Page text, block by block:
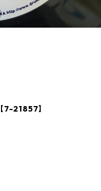
21857】